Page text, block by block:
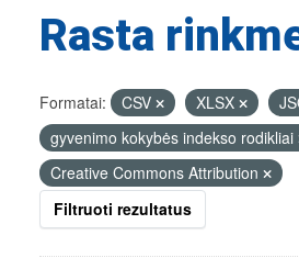
Rasta
Formatai: CSV XLSX
gyvenimo kokybės indekso rodikliai
Creative Commons Attribution
Filtruoti rezultatus